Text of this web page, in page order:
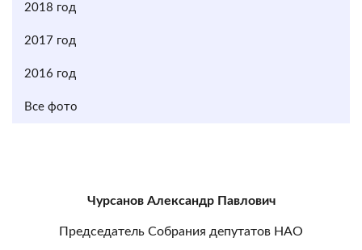
2018 год
2017 год
2016 год
Все фото
Чурсанов Александр Павлович
Председатель Собрания депутатов НАО